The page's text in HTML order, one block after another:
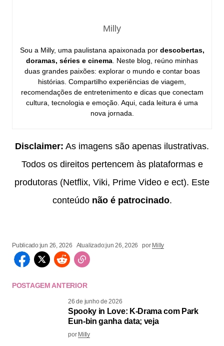
Milly
Sou a Milly, uma paulistana apaixonada por descobertas,
doramas, séries e cinema . Neste blog, reúno minhas
duas grandes paixões: explorar o mundo e contar boas
histórias. Compartilho experiências de viagem,
recomendações de entretenimento e dicas que conectam
cultura, tecnologia e emoção. Aqui, cada leitura é uma
nova jornada.
Disclaimer: As imagens são apenas ilustrativas.
Todos os direitos pertencem às plataformas e
produtoras (Netflix, Viki, Prime Video e ect). Este
conteúdo não é patrocinado.
Publicado:jun 26, 2026 Atualizado:jun 26, 2026 por Milly
POSTAGEM ANTERIOR
26 de junho de 2026
Spooky in Love: K-Drama com Park
Eun-bin ganha data; veja
por Milly